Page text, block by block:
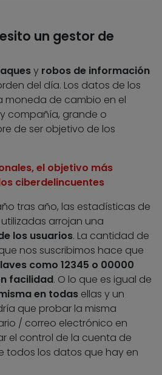
un gestor de
y robos de información
del día. Los datos de los
moneda de cambio en el
compañía, grande o
de ser objetivo de los
el objetivo más
ciberdelincuentes
tras año, las estadísticas de
arrojan una
los usuarios. La cantidad de
nos suscribimos hace que
como 12345 o 00000
facilidad. O lo que es igual de
en todas ellas y un
que probar la misma
/ correo electrónico en
el control de la cuenta de
todos los datos que hay en